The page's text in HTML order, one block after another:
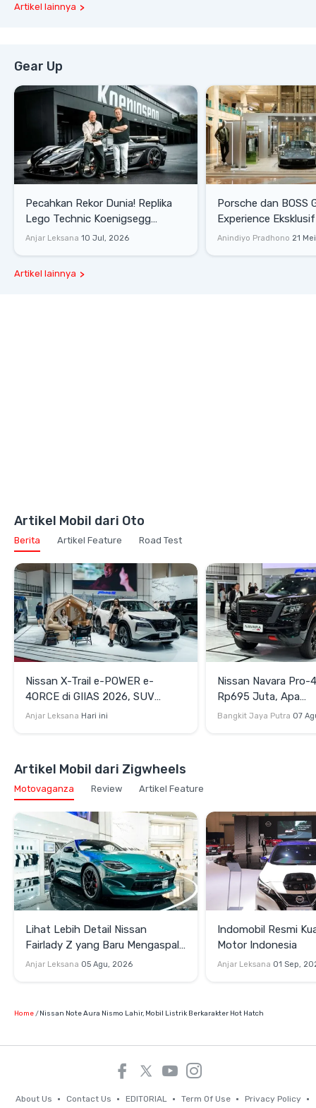
Artikel lainnya
Gear Up
Pecahkan Rekor Dunia! Replika
Lego Technic Koenigsegg
Sadair's Spear Ukuran Asli Sukses
Anjar Leksana 10 Jul, 2026
Porsche dan BOSS
Experience
Senayan, Hadirkan
Anindiyo Pradhono 21
Artikel lainnya
Artikel Mobil dari Oto
Berita Artikel Feature Road Test
Nissan X-Trail e-POWER e-
4ORCE di GIIAS 2026, SUV
Elektrifikasi untuk Petualangan
Anjar Leksana Hari ini
Nissan Navara Pro-
Rp695 Juta, Apa
Kehebatannya?
Bangkit Jaya Putra 07
Artikel Mobil dari Zigwheels
Motovaganza Review Artikel Feature
Lihat Lebih Detail Nissan
Fairlady Z yang Baru Mengaspal
di GIIAS 2026
Anjar Leksana 05 Agu, 2026
Indomobil Resmi
Motor Indonesia
Anjar Leksana 01 Sep,
Home Nissan Note Aura Nismo Lahir, Mobil Listrik Berkarakter Hot Hatch
About Us Contact Us EDITORIAL Term Of Use Privacy Policy